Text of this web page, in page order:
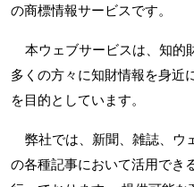
の商標情報サービスです。
本ウェブサービスは、知的
多くの方々に知財情報を身近
を目的としています。
弊社では、新聞、雑誌、ウ
の各種記事において活用でき